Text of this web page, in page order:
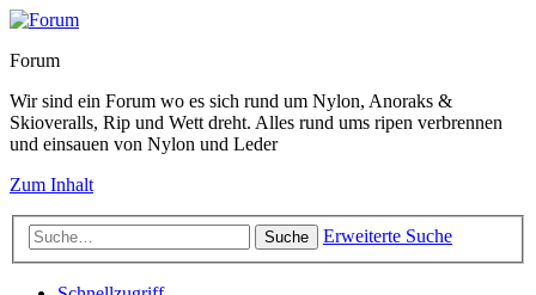
Forum
Wir sind ein Forum wo es sich rund um Nylon, Anoraks &
Skioveralls, Rip und Wett dreht. Alles rund ums ripen verbrennen
und einsauen von Nylon und Leder
Zum Inhalt
Suche Erweiterte Suche